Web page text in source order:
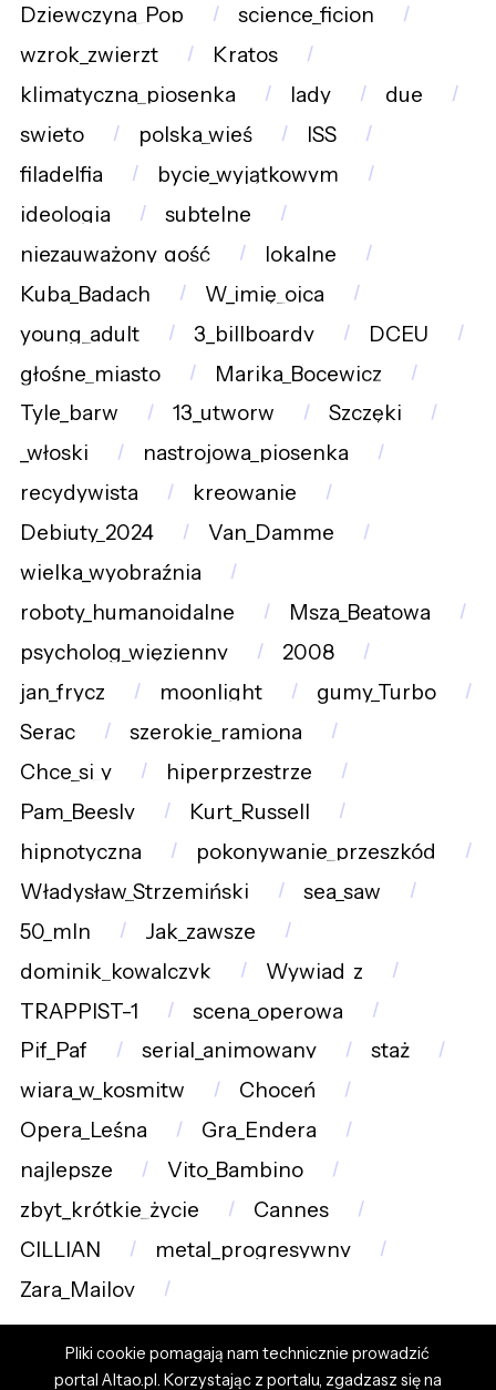
Dziewczyna_Pop
science_ficion
wzrok_zwierzt
Kratos
klimatyczna_piosenka
lady
due
swieto
polska_wieś
ISS
filadelfia
bycie_wyjątkowym
ideologia
subtelne
niezauważony_gość
lokalne
Kuba_Badach
W_imię_ojca
young_adult
3_billboardy
DCEU
głośne_miasto
Marika_Bocewicz
Tyle_barw
13_utworw
Szczęki
_włoski
nastrojowa_piosenka
recydywista
kreowanie
Debiuty_2024
Van_Damme
wielka_wyobraźnia
roboty_humanoidalne
Msza_Beatowa
psycholog_więzienny
2008
jan_frycz
moonlight
gumy_Turbo
Serac
szerokie_ramiona
Chce_si_y
hiperprzestrze
Pam_Beesly
Kurt_Russell
hipnotyczna
pokonywanie_przeszkód
Władysław_Strzemiński
sea_saw
50_mln
Jak_zawsze
dominik_kowalczyk
Wywiad_z
TRAPPIST-1
scena_operowa
Pif_Paf
serial_animowany
staż
wiara_w_kosmitw
Choceń
Opera_Leśna
Gra_Endera
najlepsze
Vito_Bambino
zbyt_krótkie_życie
Cannes
CILLIAN
metal_progresywny
Zara_Mailov
Pliki cookie pomagają nam technicznie prowadzić
portal Altao.pl. Korzystając z portalu, zgadzasz się na